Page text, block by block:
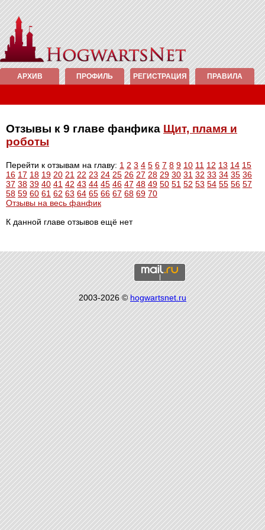
АРХИВ ПРОФИЛЬ РЕГИСТРАЦИЯ ПРАВИЛА
Отзывы к 9 главе фанфика Щит, пламя и
роботы
Перейти к отзывам на главу: 1 2 3 4 5 6 7 8 9 10 11 12 13 14 15
16 17 18 19 20 21 22 23 24 25 26 27 28 29 30 31 32 33 34 35 36
37 38 39 40 41 42 43 44 45 46 47 48 49 50 51 52 53 54 55 56 57
58 59 60 61 62 63 64 65 66 67 68 69 70
Отзывы на весь фанфик
К данной главе отзывов ещё нет
2003-2026 ©hogwartsnet.ru